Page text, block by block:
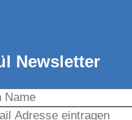
Newsletter